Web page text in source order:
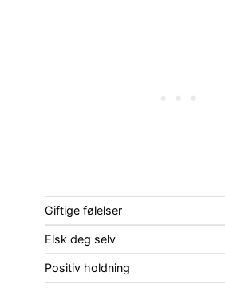
Giftige følelser
Elsk deg selv
Positiv holdning